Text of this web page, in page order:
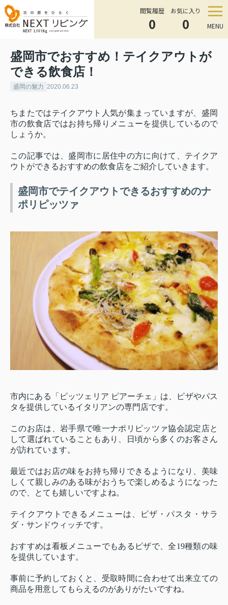
閲覧履歴
0
お気に入り
0 MENU
盛岡市でおすすめ！テイクアウトが
できる飲食店！
盛岡の魅力 2020.06.23
ちまたではテイクアウト人気が集まっていますが、盛岡
市の飲食店ではお持ち帰りメニューを提供しているので
しょうか。
この記事では、盛岡市に居住中の方に向けて、テイクア
ウトができるおすすめの飲食店をご紹介していきます。
盛岡市でテイクアウトできるおすすめのナ
ポリピッツァ
市内にある「ピッツェリア ピアーチェ」は、ピザやパス
タを提供しているイタリアンの専門店です。
このお店は、岩手県で唯一ナポリピッツァ協会認定店と
して選ばれていることもあり、日頃から多くのお客さん
が訪れています。
最近ではお店の味をお持ち帰りできるようになり、美味
しくて親しみのある味がおうちで楽しめるようになった
ので、とても嬉しいですよね。
テイクアウトできるメニューは、ピザ・パスタ・サラ
ダ・サンドウィッチです。
おすすめは看板メニューでもあるピザで、全19種類の味
を提供しています。
事前に予約しておくと、受取時間に合わせて出来立ての
商品を用意してもらえるのがありがたいですね。